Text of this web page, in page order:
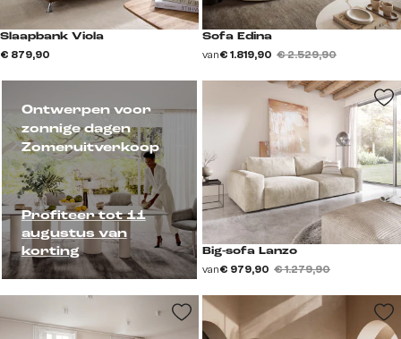
Ontwerpen voor
zonnige dagen
Zomeruitverkoop
Profiteer tot 11
augustus van
korting
Slaapbank Viola
€ 879,90
Sofa Edina
van€ 1.819,90 € 2.529,90
Big-sofa Lanzo
van€ 979,90 € 1.279,90